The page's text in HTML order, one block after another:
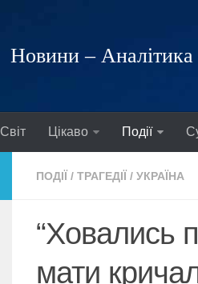
Новини –
Світ Цікаво Події
ПОДІЇ / ТРАГЕДІЇ / УКРАЇНА
“Ховались
мати